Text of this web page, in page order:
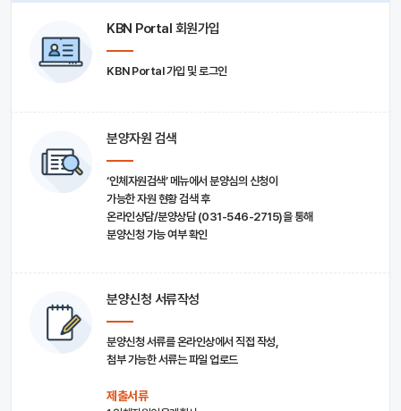
KBN Portal 회원가입
KBN Portal 가입 및 로그인
분양자원 검색
‘인체자원검색’ 메뉴에서 분양심의 신청이
가능한 자원 현황 검색 후
온라인상담/분양상담 (031-546-2715)을 통해
분양신청 가능 여부 확인
분양신청 서류작성
분양신청 서류를 온라인상에서 직접 작성,
첨부 가능한 서류는 파일 업로드
제출서류